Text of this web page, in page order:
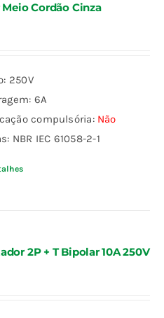
Cordão Cinza
250V
6A
compulsória: Não
NBR IEC 61058-2-1
2P + T Bipolar 10A 250V